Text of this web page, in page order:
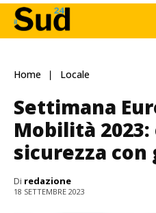
Home Locale
Settimana
Mobilità
sicurezza
Di redazione
18 SETTEMBRE 2023